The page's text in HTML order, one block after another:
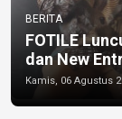
BERITA
FOTILE
dan New
Kamis, 06 Agustus